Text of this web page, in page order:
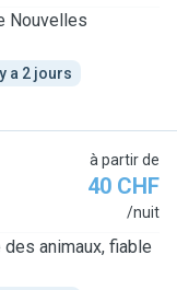
Nouvelles
a 2 jours
à partir de
40 CHF
/nuit
animaux, fiable